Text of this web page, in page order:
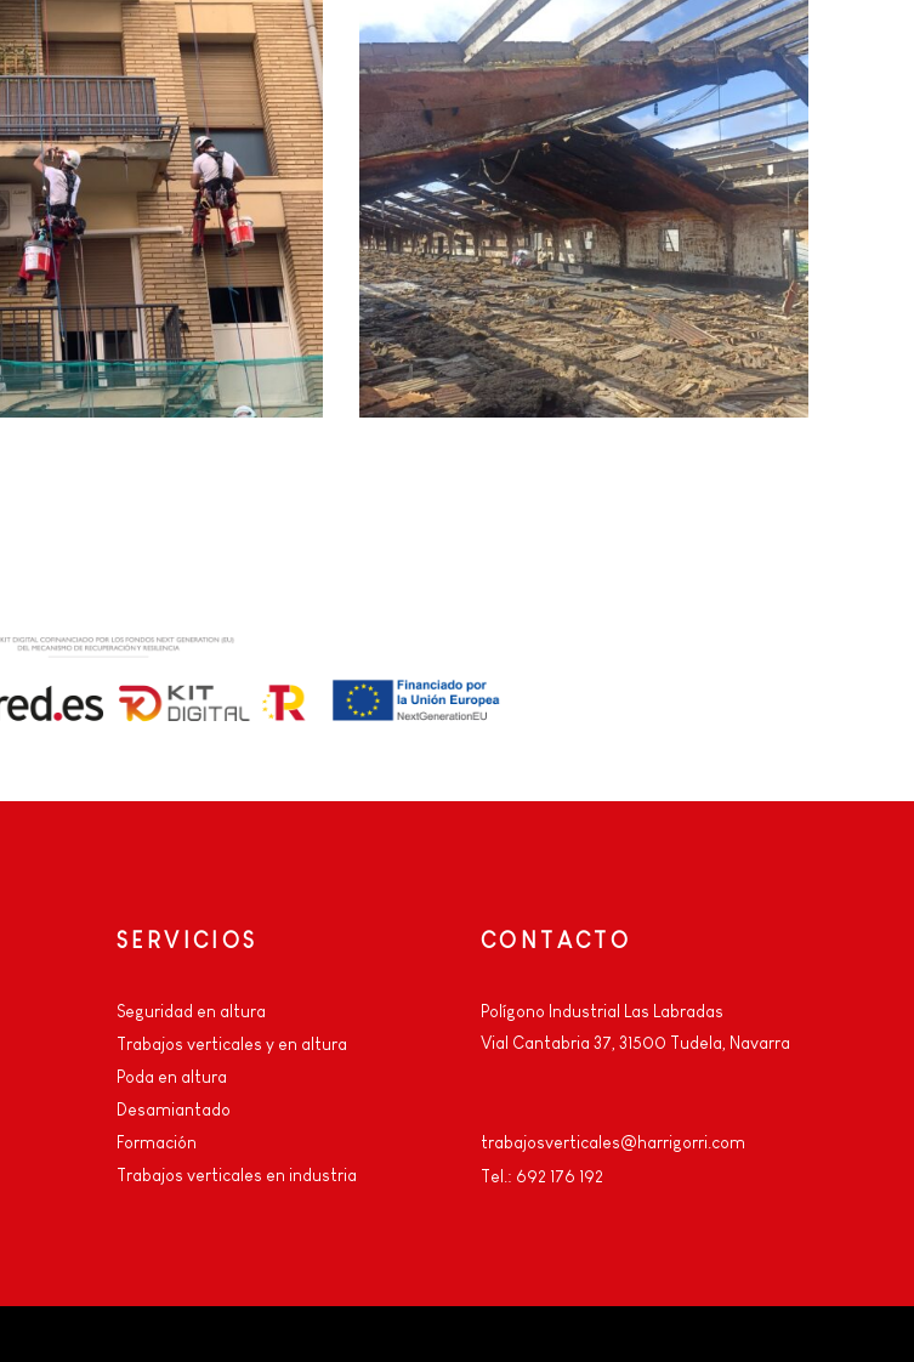
SERVICIOS
Seguridad en altura
Trabajos verticales y en altura
Poda en altura
Desamiantado
Formación
Trabajos verticales en industria
CONTACTO
Polígono Industrial Las Labradas
Vial Cantabria 37, 31500 Tudela, Navarra
trabajosverticales@harrigorri.com
Tel.: 692 176 192